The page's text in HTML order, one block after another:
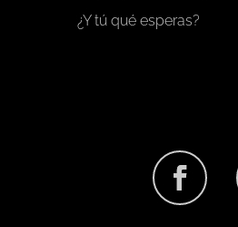
¿Y tú qué esperas?